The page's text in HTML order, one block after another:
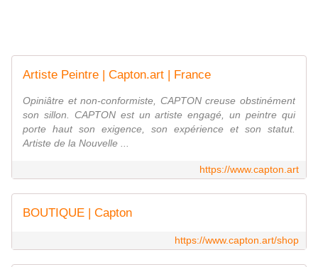
Artiste Peintre | Capton.art | France
Opiniâtre et non-conformiste, CAPTON creuse obstinément
son sillon. CAPTON est un artiste engagé, un peintre qui
porte haut son exigence, son expérience et son statut.
Artiste de la Nouvelle ...
https://www.capton.art
BOUTIQUE | Capton
https://www.capton.art/shop